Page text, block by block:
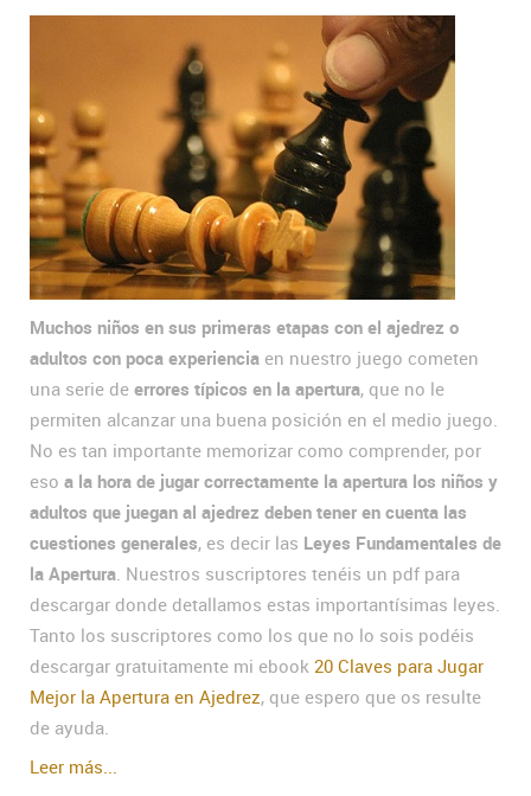
Muchos niños en sus primeras etapas con el ajedrez o
adultos con poca experiencia en nuestro juego cometen
una serie de errores típicos en la apertura, que no le
permiten alcanzar una buena posición en el medio juego.
No es tan importante memorizar como comprender, por
eso a la hora de jugar correctamente la apertura los niños y
adultos que juegan al ajedrez deben tener en cuenta las
cuestiones generales, es decir las Leyes Fundamentales de
la Apertura . Nuestros suscriptores tenéis un pdf para
descargar donde detallamos estas importantísimas leyes.
Tanto los suscriptores como los que no lo sois podéis
descargar gratuitamente mi ebook 20 Claves para Jugar
Mejor la Apertura en Ajedrez, que espero que os resulte
de ayuda.
Leer más...